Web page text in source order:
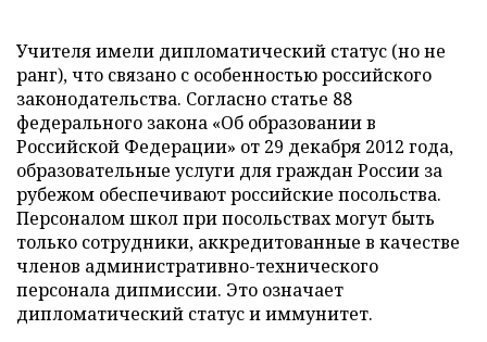
Учителя имели дипломатический статус (но не
ранг), что связано с особенностью российского
законодательства. Согласно статье 88
федерального закона «Об образовании в
Российской Федерации» от 29 декабря 2012 года,
образовательные услуги для граждан России за
рубежом обеспечивают российские посольства.
Персоналом школ при посольствах могут быть
только сотрудники, аккредитованные в качестве
членов административно-технического
персонала дипмиссии. Это означает
дипломатический статус и иммунитет.